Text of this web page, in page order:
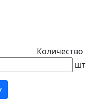
Количество
шт